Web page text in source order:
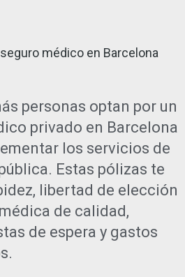
médico en Barcelona
personas optan por un
privado en Barcelona
los servicios de
Estas pólizas te
libertad de elección
de calidad,
de espera y gastos